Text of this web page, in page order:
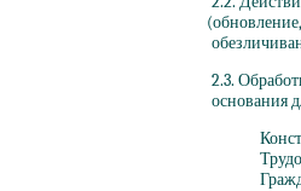
(обновление
2.3.
основания